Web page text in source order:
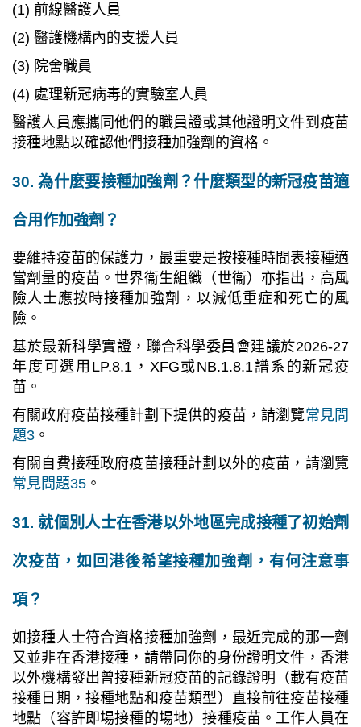
(1) 前線醫護人員
(2) 醫護機構內的支援人員
(3) 院舍職員
(4) 處理新冠病毒的實驗室人員
醫護人員應攜同他們的職員證或其他證明文件到疫苗
接種地點以確認他們接種加強劑的資格。
30. 為什麼要接種加強劑？什麼類型的新冠疫苗適
合用作加強劑？
要維持疫苗的保護力，最重要是按接種時間表接種適
當劑量的疫苗。世界衞生組織（世衞）亦指出，高風
險人士應按時接種加強劑，以減低重症和死亡的風
險。
基於最新科學實證，聯合科學委員會建議於2026-27
年度可選用LP.8.1，XFG或NB.1.8.1譜系的新冠疫
苗。
有關政府疫苗接種計劃下提供的疫苗，請瀏覽常見問
題3 。
有關自費接種政府疫苗接種計劃以外的疫苗，請瀏覽
常見問題35 。
31. 就個別人士在香港以外地區完成接種了初始劑
次疫苗，如回港後希望接種加強劑，有何注意事
項？
如接種人士符合資格接種加強劑，最近完成的那一劑
又並非在香港接種，請帶同你的身份證明文件，香港
以外機構發出曾接種新冠疫苗的記錄證明（載有疫苗
接種日期，接種地點和疫苗類型）直接前往疫苗接種
地點（容許即場接種的場地）接種疫苗。工作人員在